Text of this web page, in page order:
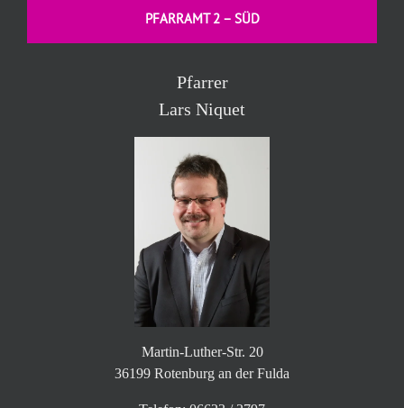
PFARRAMT 2 – SÜD
Pfarrer
Lars Niquet
Martin-Luther-Str. 20
36199 Rotenburg an der Fulda